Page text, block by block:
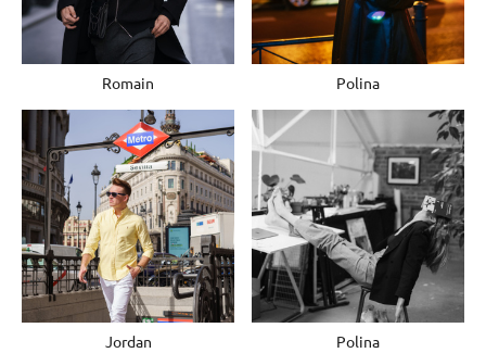
Romain Polina
Jordan Polina